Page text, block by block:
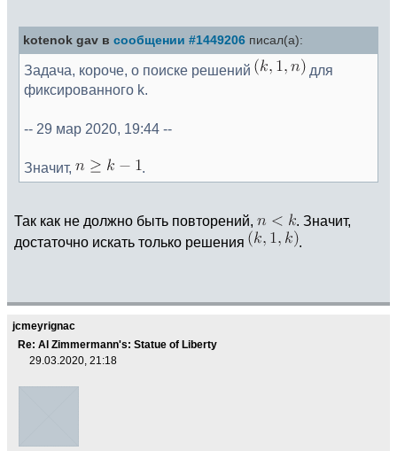
kotenok gav в сообщении #1449206 писал(а):
Задача, короче, о поиске решений
для
фиксированного k.
-- 29 мар 2020, 19:44 --
Значит, .
Так как не должно быть повторений,
. Значит,
достаточно искать только решения
.
jcmeyrignac
Re: Al Zimmermann's: Statue of Liberty
29.03.2020, 21:18